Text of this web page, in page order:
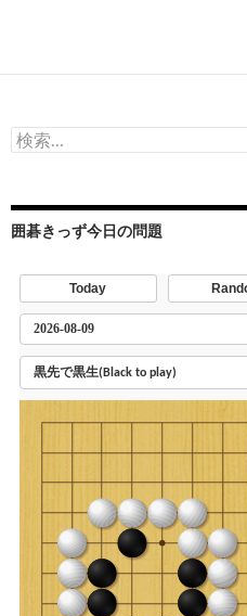
検
索:
囲碁きっず今日の問題